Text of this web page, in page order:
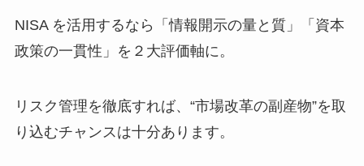
NISA を活用するなら「情報開示の量と質」「資本
政策の一貫性」を２大評価軸に。
リスク管理を徹底すれば、“市場改革の副産物”を取
り込むチャンスは十分あります。